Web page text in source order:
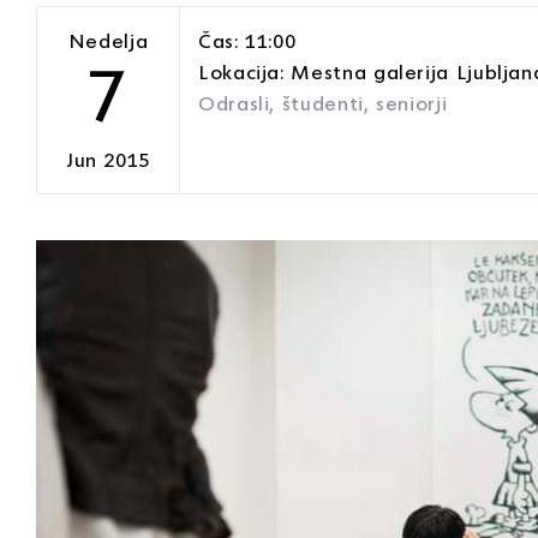
Nedelja
7
Jun 2015
Čas: 11:00
Lokacija: Mestna galerija
Odrasli, študenti, seniorji